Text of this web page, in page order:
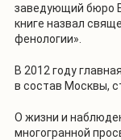
заведующий бюро
книге назвал
фенологии».
В 2012 году
в состав Москвы,
О жизни и
многогранной